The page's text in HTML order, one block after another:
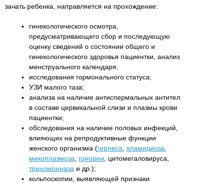
зачать ребенка, направляется на прохождение:
гинекологического осмотра,
предусматривающего сбор и последующую
оценку сведений о состоянии общего и
гинекологического здоровья пациентки, анализ
менструального календаря;
исследования гормонального статуса;
УЗИ малого таза;
анализа на наличие антиспермальных антител
в составе цервикальной слизи и плазмы крови
пациентки;
обследования на наличие половых инфекций,
влияющих на репродуктивные функции
женского организма (герпеса хламидиоза
микоплазмоза
гонореи , цитомегаловируса,
трихомониаза и др.);
кольпоскопии, выявляющей признаки